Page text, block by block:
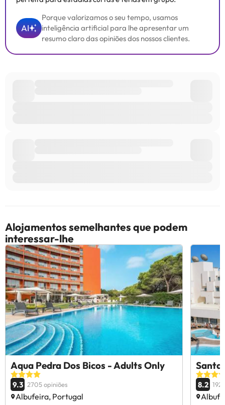
AI
Porque valorizamos o seu tempo, usamos
inteligência artificial para lhe apresentar um
resumo claro das opiniões dos nossos clientes.
Alojamentos semelhantes que podem
interessar-lhe
Aqua Pedra Dos Bicos - Adults Only
9.3 2705 opiniões
Albufeira, Portugal
Santa
8.2 192